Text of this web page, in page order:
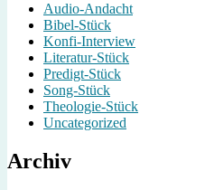
Audio-Andacht
Bibel-Stück
Konfi-Interview
Literatur-Stück
Predigt-Stück
Song-Stück
Theologie-Stück
Uncategorized
Archiv